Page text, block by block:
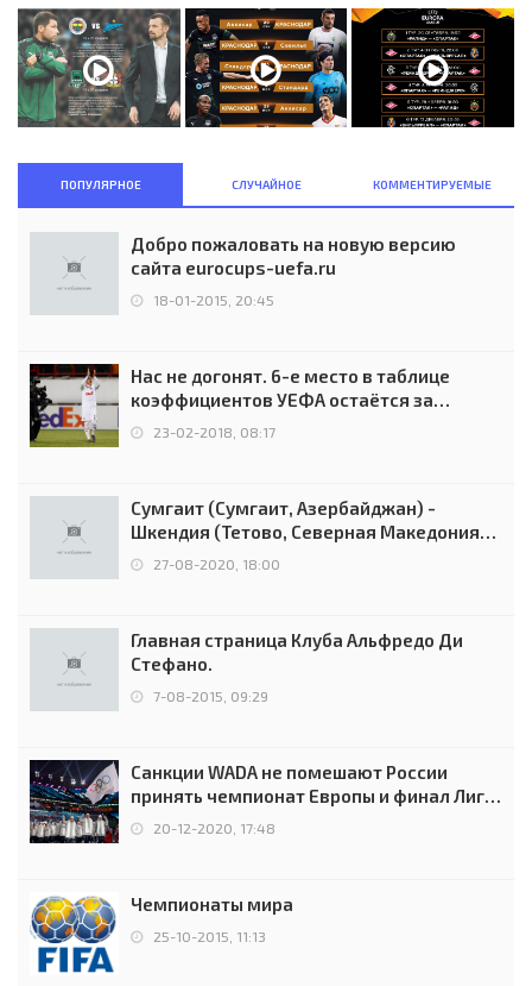
ПОПУЛЯРНОЕ СЛУЧАЙНОЕ КОММЕНТИРУЕМЫЕ
Добро пожаловать на новую версию
сайта eurocups-uefa.ru
18-01-2015, 20:45
Нас не догонят. 6-е место в таблице
коэффициентов УЕФА остаётся за
Россией
23-02-2018, 08:17
Сумгаит (Сумгаит, Азербайджан) -
Шкендия (Тетово, Северная Македония) -
0:2 (0:0)
27-08-2020, 18:00
Главная страница Клуба Альфредо Ди
Стефано.
7-08-2015, 09:29
Санкции WADA не помешают России
принять чемпионат Европы и финал Лиги
чемпионов.
20-12-2020, 17:48
Чемпионаты мира
25-10-2015, 11:13